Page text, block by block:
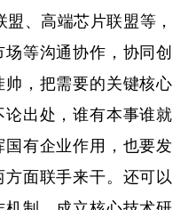
盟、高端芯片联盟等，
等沟通协作，协同创
，把需要的关键核心
出处，谁有本事谁就
有企业作用，也要发
面联手来干。还可以